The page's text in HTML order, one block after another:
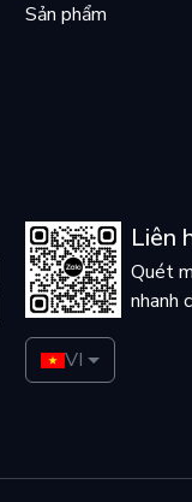
Sản phẩm
Liên
Quét
nhanh
VI